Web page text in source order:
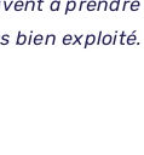
à
bien